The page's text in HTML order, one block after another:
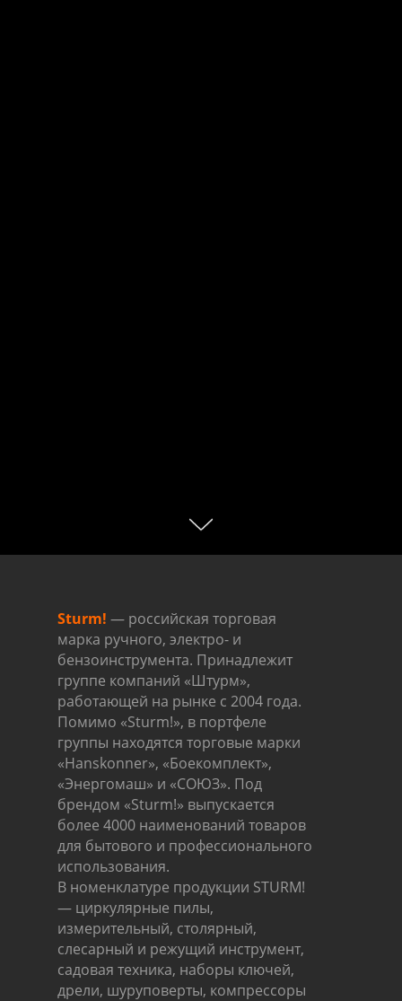
Sturm! — российская торговая
марка ручного, электро- и
бензоинструмента. Принадлежит
группе компаний «Штурм»,
работающей на рынке с 2004 года.
Помимо «Sturm!», в портфеле
группы находятся торговые марки
«Hanskonner», «Боекомплект»,
«Энергомаш» и «СОЮЗ». Под
брендом «Sturm!» выпускается
более 4000 наименований товаров
для бытового и профессионального
использования.
В номенклатуре продукции STURM!
— циркулярные пилы,
измерительный, столярный,
слесарный и режущий инструмент,
садовая техника, наборы ключей,
дрели, шуруповерты, компрессоры